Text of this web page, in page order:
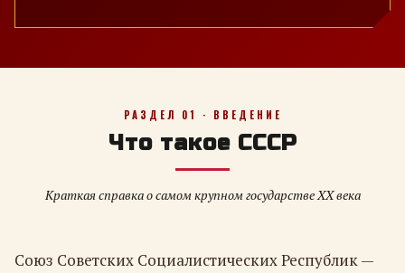
РАЗДЕЛ 01 · ВВЕДЕНИЕ
Что такое СССР
Краткая справка о самом крупном государстве XX века
Союз Советских Социалистических Республик —